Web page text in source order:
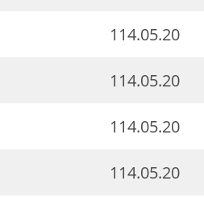
114.05.20
114.05.20
114.05.20
114.05.20